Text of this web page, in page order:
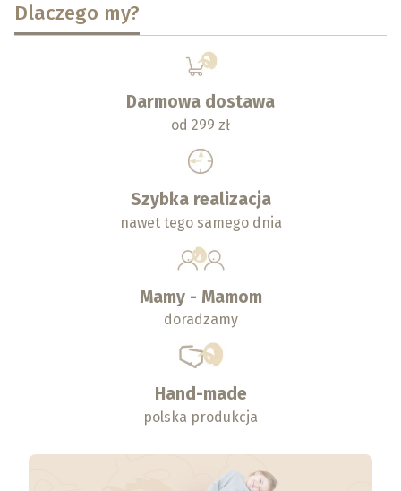
Dlaczego my?
Darmowa dostawa
od 299 zł
Szybka realizacja
nawet tego samego dnia
Mamy - Mamom
doradzamy
Hand-made
polska produkcja